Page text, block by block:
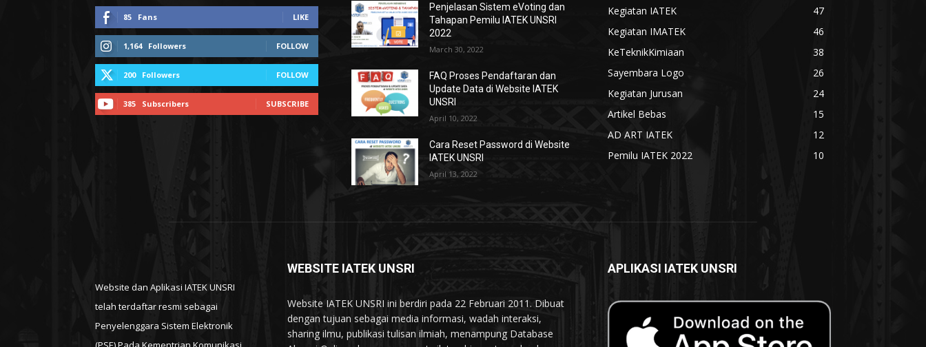
85 Fans LIKE
1,164 Followers FOLLOW
200 Followers FOLLOW
385 Subscribers SUBSCRIBE
Penjelasan Sistem eVoting dan
Tahapan Pemilu IATEK UNSRI
2022
March 30, 2022
FAQ Proses Pendaftaran dan
Update Data di Website IATEK
UNSRI
April 10, 2022
Cara Reset Password di Website
IATEK UNSRI
April 13, 2022
Kegiatan IATEK
47
Kegiatan IMATEK
46
KeTeknikKimiaan
38
Sayembara Logo
26
Kegiatan Jurusan
24
Artikel Bebas
15
AD ART IATEK
12
Pemilu IATEK 2022
10
Website dan Aplikasi IATEK UNSRI
telah terdaftar resmi sebagai
Penyelenggara Sistem Elektronik
WEBSITE IATEK UNSRI
Website IATEK UNSRI ini berdiri pada 22 Februari 2011. Dibuat
dengan tujuan sebagai media informasi, wadah interaksi,
sharing ilmu, publikasi tulisan ilmiah, menampung Database
APLIKASI IATEK UNSRI